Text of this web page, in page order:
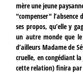
mère une jeune
"compenser" l’absence
ses propos, qu’elle y
un autre monde que le
d’ailleurs Madame de
cruelle, en congédiant
cette relation) finira par